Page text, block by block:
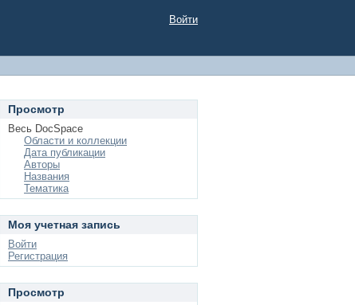
Войти
Просмотр
Весь DocSpace
Области и коллекции
Дата публикации
Авторы
Названия
Тематика
Моя учетная запись
Войти
Регистрация
Просмотр